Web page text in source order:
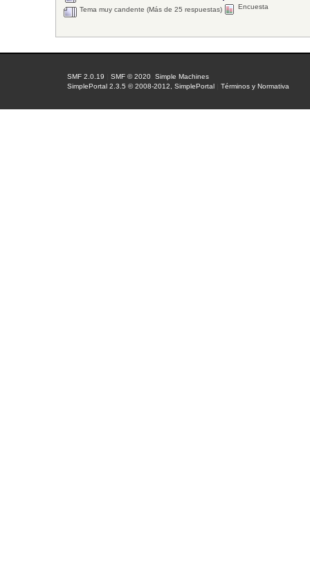
Tema muy candente (Más de 25 respuestas) Encuesta
SMF 2.0.19 |SMF © 2020 ,Simple Machines
SimplePortal 2.3.5 © 2008-2012, SimplePortal
|Términos y Normativa